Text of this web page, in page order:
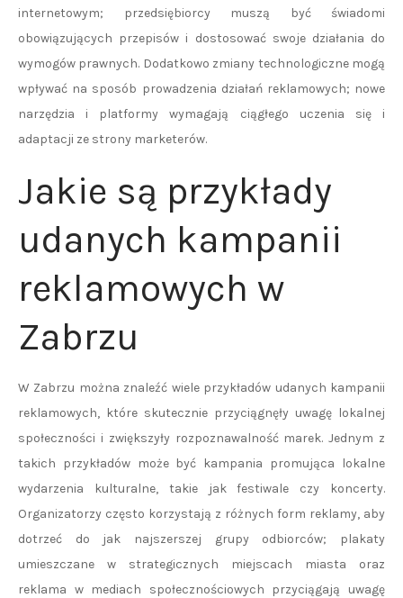
internetowym; przedsiębiorcy muszą być świadomi
obowiązujących przepisów i dostosować swoje działania do
wymogów prawnych. Dodatkowo zmiany technologiczne mogą
wpływać na sposób prowadzenia działań reklamowych; nowe
narzędzia i platformy wymagają ciągłego uczenia się i
adaptacji ze strony marketerów.
Jakie są przykłady
udanych kampanii
reklamowych w
Zabrzu
W Zabrzu można znaleźć wiele przykładów udanych kampanii
reklamowych, które skutecznie przyciągnęły uwagę lokalnej
społeczności i zwiększyły rozpoznawalność marek. Jednym z
takich przykładów może być kampania promująca lokalne
wydarzenia kulturalne, takie jak festiwale czy koncerty.
Organizatorzy często korzystają z różnych form reklamy, aby
dotrzeć do jak najszerszej grupy odbiorców; plakaty
umieszczane w strategicznych miejscach miasta oraz
reklama w mediach społecznościowych przyciągają uwagę